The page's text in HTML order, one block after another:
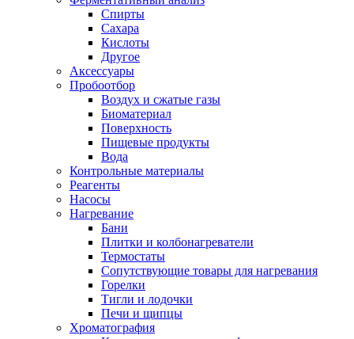
Спирты
Сахара
Кислоты
Другое
Аксессуары
Пробоотбор
Воздух и сжатые газы
Биоматериал
Поверхность
Пищевые продукты
Вода
Контрольные материалы
Реагенты
Насосы
Нагревание
Бани
Плитки и колбонагреватели
Термостаты
Сопутствующие товары для нагревания
Горелки
Тигли и лодочки
Печи и щипцы
Хроматография